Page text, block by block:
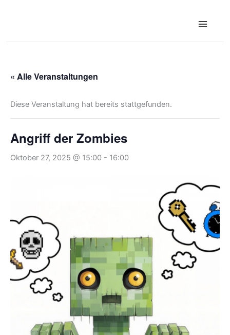
springen
« Alle Veranstaltungen
Diese Veranstaltung hat bereits stattgefunden.
Angriff der Zombies
Oktober 27, 2025 @ 15:00 - 16:00